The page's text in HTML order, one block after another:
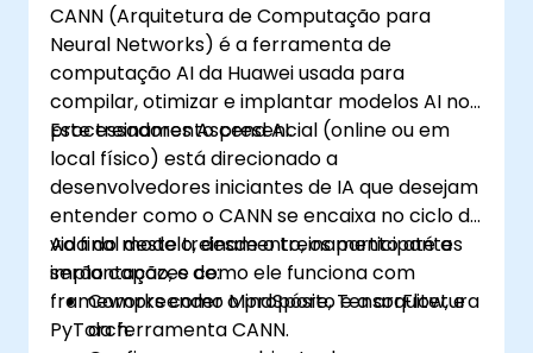
CANN (Arquitetura de Computação para
Neural Networks) é a ferramenta de
computação AI da Huawei usada para
compilar, otimizar e implantar modelos AI nos
processadores Ascend AI.
Este treinamento presencial (online ou em
local físico) está direcionado a
desenvolvedores iniciantes de IA que desejam
entender como o CANN se encaixa no ciclo de
vida do modelo, desde o treinamento até a
implantação, e como ele funciona com
frameworks como MindSpore, TensorFlow, e
PyTorch.
Ao final deste treinamento, os participantes
serão capazes de:
Compreender o propósito e a arquitetura
da ferramenta CANN.